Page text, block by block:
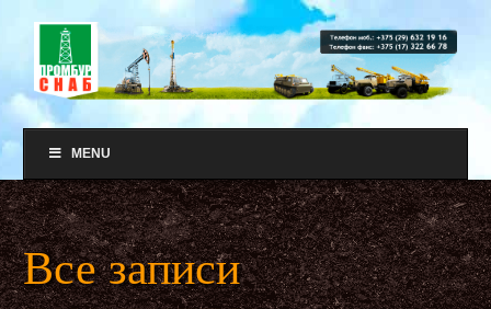
MENU
Все записи